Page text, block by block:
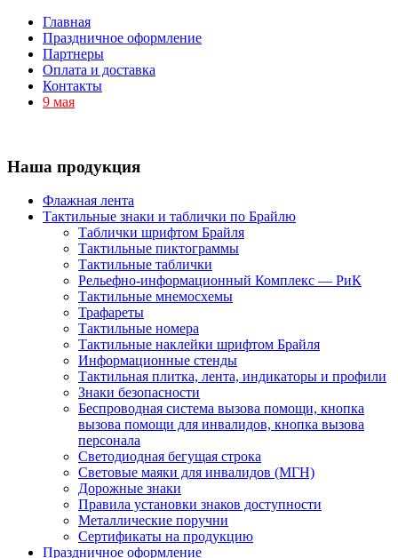
Главная
Праздничное оформление
Партнеры
Оплата и доставка
Контакты
9 мая
Наша продукция
Флажная лента
Тактильные знаки и таблички по Брайлю
Таблички шрифтом Брайля
Тактильные пиктограммы
Тактильные таблички
Рельефно-информационный Комплекс — РиК
Тактильные мнемосхемы
Трафареты
Тактильные номера
Тактильные наклейки шрифтом Брайля
Информационные стенды
Тактильная плитка, лента, индикаторы и профили
Знаки безопасности
Беспроводная система вызова помощи, кнопка
вызова помощи для инвалидов, кнопка вызова
персонала
Светодиодная бегущая строка
Световые маяки для инвалидов (МГН)
Дорожные знаки
Правила установки знаков доступности
Металлические поручни
Сертификаты на продукцию
Праздничное оформление